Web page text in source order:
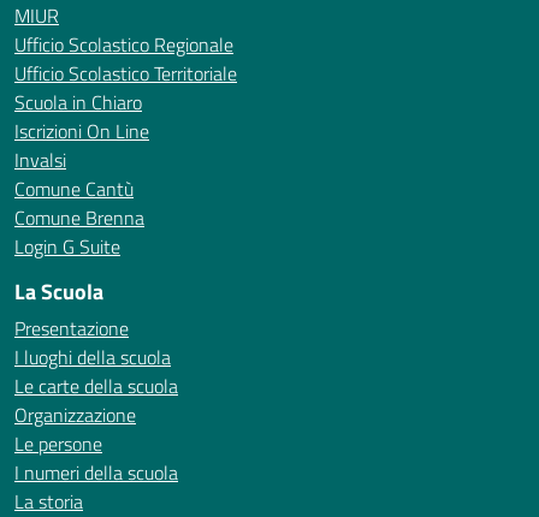
MIUR
Ufficio Scolastico Regionale
Ufficio Scolastico Territoriale
Scuola in Chiaro
Iscrizioni On Line
Invalsi
Comune Cantù
Comune Brenna
Login G Suite
La Scuola
Presentazione
I luoghi della scuola
Le carte della scuola
Organizzazione
Le persone
I numeri della scuola
La storia